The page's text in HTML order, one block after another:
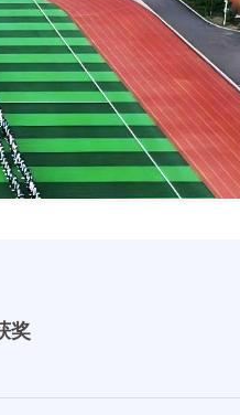
奖